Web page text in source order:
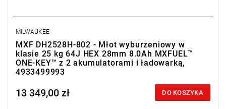
MILWAUKEE
MXF DH2528H-802 - Młot wyburzeniowy w
klasie 25 kg 64J HEX 28mm 8.0Ah MXFUEL™
ONE-KEY™ z 2 akumulatorami i ładowarką,
4933499993
Price tax included
13 349,00 zł DO KOSZYKA